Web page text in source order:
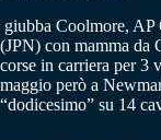
giubba Coolmore, AP
(JPN) con mamma da
corse in carriera per 3
maggio però a
“dodicesimo” su 14